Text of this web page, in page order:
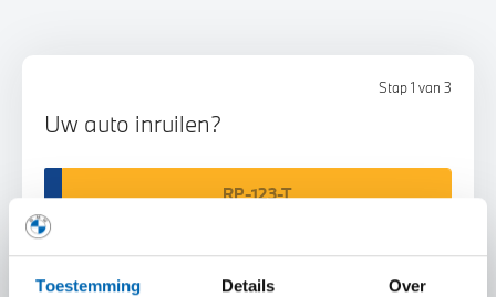
Toestemming Details Over
Stap 1 van 3
Uw auto inruilen?